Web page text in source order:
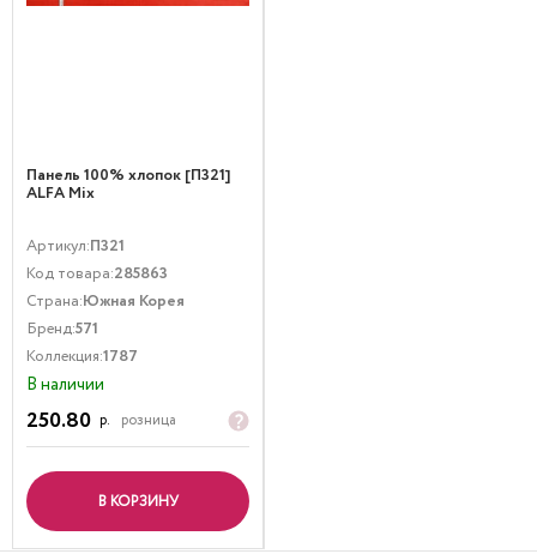
Панель 100% хлопок [П321]
ALFA Mix
Артикул:П321
Код товара:285863
Страна:Южная Корея
Бренд:571
Коллекция:1787
В наличии
250.80 р. розница
В КОРЗИНУ